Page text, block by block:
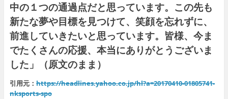
中の１つの通過点だと思っています。この先も
新たな夢や目標を見つけて、笑顔を忘れずに、
前進していきたいと思っています。皆様、今ま
でたくさんの応援、本当にありがとうございま
した」（原文のまま）
引用元： https://headlines.yahoo.co.jp/hl?a=20170410-01805741-
nksports-spo